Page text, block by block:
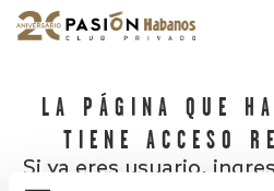
LA PÁGINA QUE
TIENE ACCESO
Si ya eres usuario,